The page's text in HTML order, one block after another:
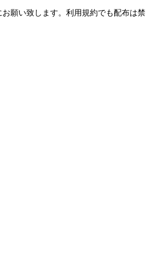
願い致します。利用規約でも配布は禁